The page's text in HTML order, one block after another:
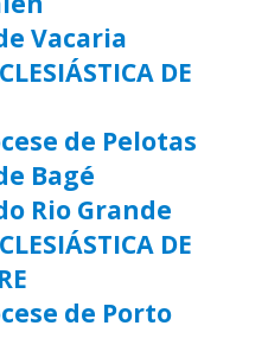
Vacaria
DE
de Pelotas
Bagé
Rio Grande
DE
de Porto